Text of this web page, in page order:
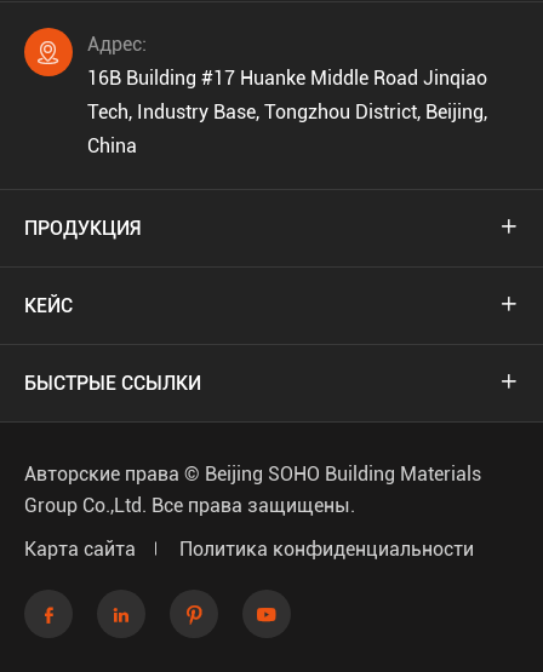

Адрес:
16B Building #17 Huanke Middle Road Jinqiao
Tech, Industry Base, Tongzhou District, Beijing,
China
ПРОДУКЦИЯ 
КЕЙС 
БЫСТРЫЕ ССЫЛКИ 
Авторские права © Beijing SOHO Building Materials
Group Co.,Ltd. Все права защищены.
Карта сайта
Политика конфиденциальности
   